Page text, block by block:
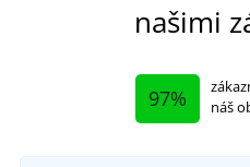
našimi
97%
náš